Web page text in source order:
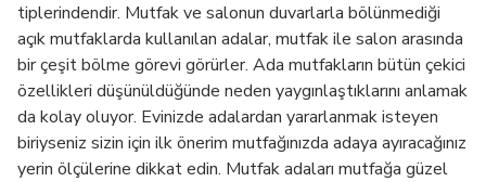
tiplerindendir. Mutfak ve salonun duvarlarla bölünmediği
açık mutfaklarda kullanılan adalar, mutfak ile salon arasında
bir çeşit bölme görevi görürler. Ada mutfakların bütün çekici
özellikleri düşünüldüğünde neden yaygınlaştıklarını anlamak
da kolay oluyor. Evinizde adalardan yararlanmak isteyen
biriyseniz sizin için ilk önerim mutfağınızda adaya ayıracağınız
yerin ölçülerine dikkat edin. Mutfak adaları mutfağa güzel